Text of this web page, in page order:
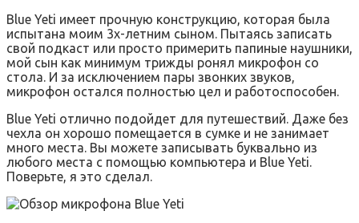
Blue Yeti имеет прочную конструкцию, которая была
испытана моим 3х-летним сыном. Пытаясь записать
свой подкаст или просто примерить папиные наушники,
мой сын как минимум трижды ронял микрофон со
стола. И за исключением пары звонких звуков,
микрофон остался полностью цел и работоспособен.
Blue Yeti отлично подойдет для путешествий. Даже без
чехла он хорошо помещается в сумке и не занимает
много места. Вы можете записывать буквально из
любого места с помощью компьютера и Blue Yeti.
Поверьте, я это сделал.